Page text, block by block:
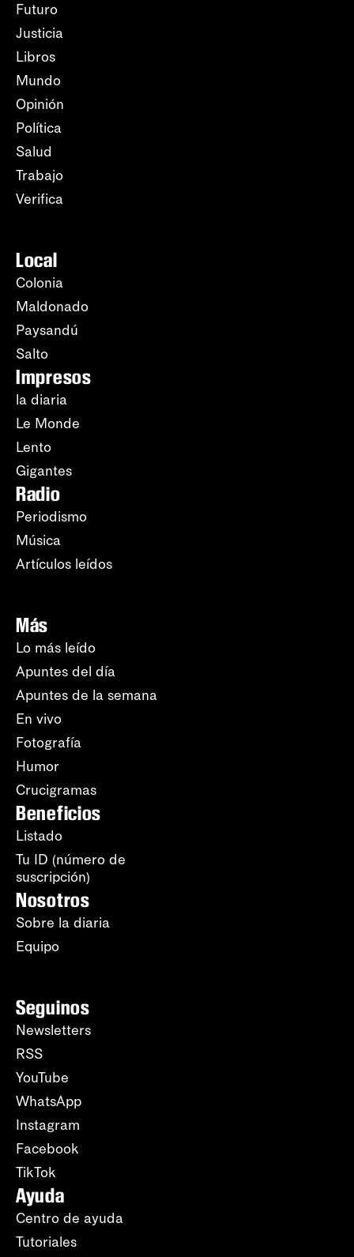
Futuro
Justicia
Libros
Mundo
Opinión
Política
Salud
Trabajo
Verifica
Local
Colonia
Maldonado
Paysandú
Salto
Impresos
la diaria
Le Monde
Lento
Gigantes
Radio
Periodismo
Música
Artículos leídos
Más
Lo más leído
Apuntes del día
Apuntes de la semana
En vivo
Fotografía
Humor
Crucigramas
Beneficios
Listado
Tu ID (número de
suscripción)
Nosotros
Sobre la diaria
Equipo
Seguinos
Newsletters
RSS
YouTube
WhatsApp
Instagram
Facebook
TikTok
Ayuda
Centro de ayuda
Tutoriales